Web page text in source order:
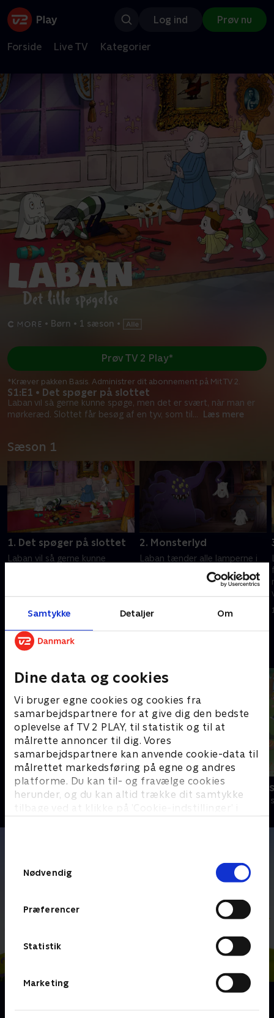
Samtykke Detaljer Om
Dine data og cookies
Vi bruger egne cookies og cookies fra
samarbejdspartnere for at give dig den bedste
oplevelse af TV 2 PLAY, til statistik og til at
målrette annoncer til dig. Vores
samarbejdspartnere kan anvende cookie-data til
målrettet markedsføring på egne og andres
platforme. Du kan til- og fravælge cookies
herunder, og du kan altid trække dit samtykke
tilbage ved at klikke på ’Cookie-indstillinger’ i
Nødvendig
Præferencer
Statistik
Marketing
Log ind Prøv nu
Forside Live TV Kategorier
• Børn • 1 sæson •
S1:E1 • Det spøger på slottet
Laban vil så gerne kunne spøge, men det er svært, når man er
mørkeræd. Slottet får besøg af en tyv, som til ... Læs mere
Prøv TV 2 Play*
*Kræver pakken Basis. Administrer dit abonnement på Mit TV 2.
Sæson 1
1. Det spøger på slottet
Laban vil så gerne kunne
spøgelser.
12. oktober 2025 • 9 min
2. Monsterlyd
Laban tænder alle lamperne i
køkkenet og tegner en
uhyggelig monstertegning. Til
levende.
12. oktober 2025 • 8 min
Andre så også
Laban det lille spøgelse
Børneserier • 1 sæsoner
Lille
Børneserier • 3